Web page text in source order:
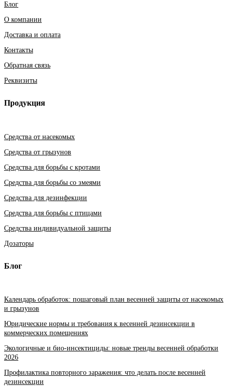
Блог
О компании
Доставка и оплата
Контакты
Обратная связь
Реквизиты
Продукция
Средства от насекомых
Средства от грызунов
Средства для борьбы с кротами
Средства для борьбы со змеями
Средства для дезинфекции
Средства для борьбы с птицами
Средства индивидуальной защиты
Дозаторы
Блог
Календарь обработок: пошаговый план весенней защиты от насекомых
и грызунов
Юридические нормы и требования к весенней дезинсекции в
коммерческих помещениях
Экологичные и био-инсектициды: новые тренды весенней обработки
2026
Профилактика повторного заражения: что делать после весенней
дезинсекции